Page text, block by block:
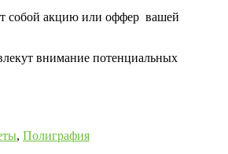
собой акцию или оффер вашей
внимание потенциальных
, Полиграфия